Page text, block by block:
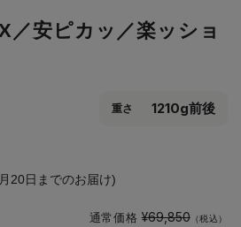
／安ピカッ／楽ッショ
重さ 1210g前後
20日までのお届け)
通常価格¥69,850（税込）